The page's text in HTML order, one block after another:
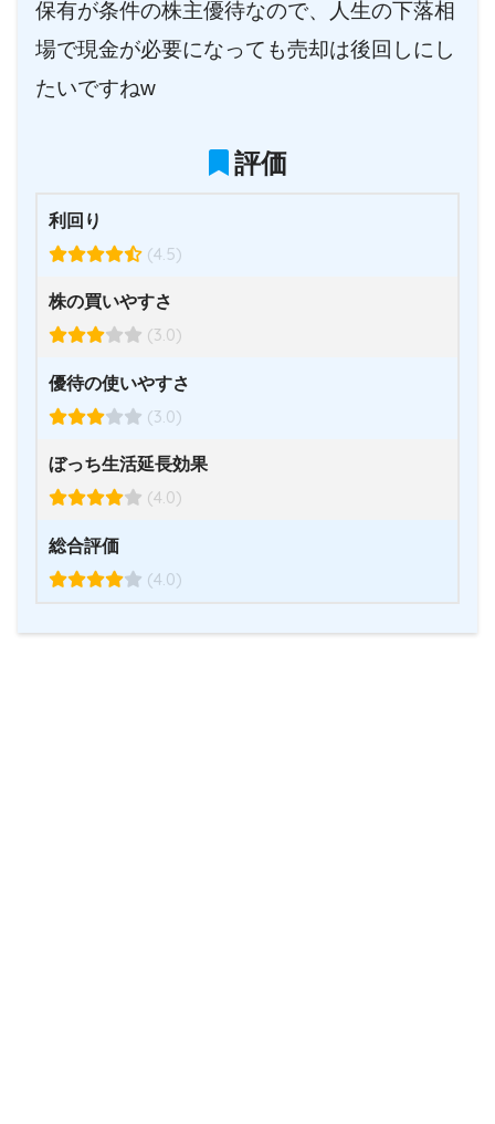
保有が条件の株主優待なので、人生の下落相
場で現金が必要になっても売却は後回しにし
たいですねw
評価
利回り
(4.5)
株の買いやすさ
(3.0)
優待の使いやすさ
(3.0)
ぼっち生活延長効果
(4.0)
総合評価
(4.0)